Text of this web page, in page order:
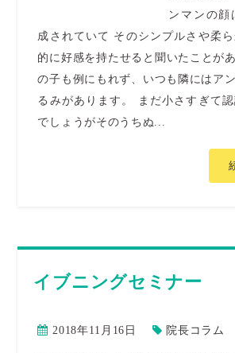
ンマンの顔
成されていて そのシンプルさや柔
的に好感を持たせると聞いたことが
の子も例にもれず、いつも隣にはア
るみがあります。 まだ小さすぎて
でしょうがそのうちぬ...
イブニングセミナー
2018年11月16日 院長コラム